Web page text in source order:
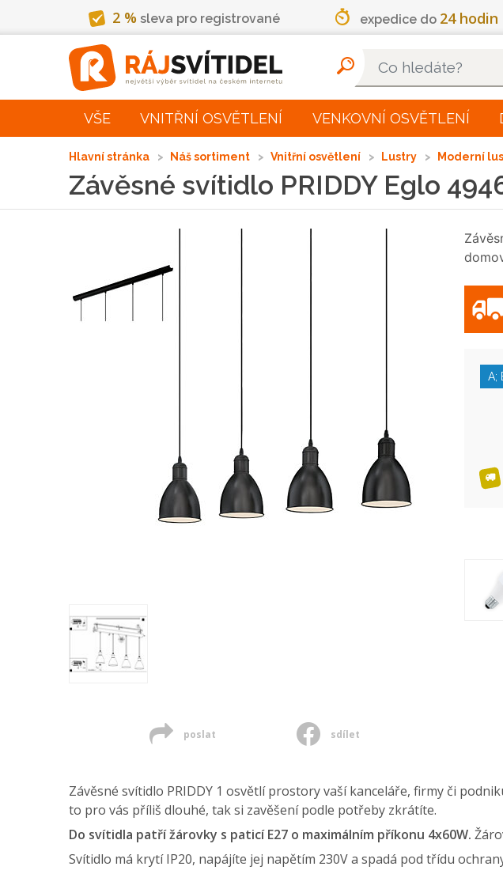
2 % sleva pro registrované expedice do 24 hodin
VŠE VNITŘNÍ OSVĚTLENÍ VENKOVNÍ OSVĚTLENÍ
Hlavní stránka Náš sortiment Vnitřní osvětlení Lustry Moderní
Závěsné svítidlo PRIDDY Eglo
poslat sdílet
A;
Závěsné svítidlo PRIDDY 1 osvětlí prostory vaší kanceláře, firmy či
to pro vás příliš dlouhé, tak si zavěšení podle potřeby zkrátíte.
Do svítidla patří žárovky s paticí E27 o maximálním příkonu 4x60W.
Svítidlo má krytí IP20, napájíte jej napětím 230V a spadá pod třídu